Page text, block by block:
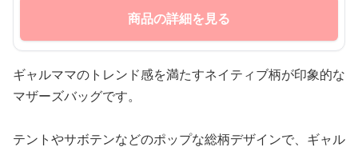
商品の詳細を見る
ギャルママのトレンド感を満たすネイティブ柄が印象的な
マザーズバッグです。
テントやサボテンなどのポップな総柄デザインで、ギャル